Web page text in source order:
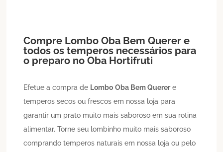
Compre Lombo Oba Bem Querer e
todos os temperos necessários para
o preparo no Oba Hortifruti
Efetue a compra de Lombo Oba Bem Querere
temperos secos ou frescos em nossa loja para
garantir um prato muito mais saboroso em sua rotina
alimentar. Torne seu lombinho muito mais saboroso
comprando temperos naturais em nossa loja ou pelo